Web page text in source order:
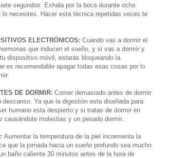
segundos. Exhala por la boca durante ocho
necesites. Hacer esta técnica repetidas veces te
ELECTRÓNICOS: Cuando vas a dormir el
que inducen el sueño, y si vas a dormir y
dispositivo móvil, estarás bloqueando la
es recomendable apagar todas esas cosas por lo
DE DORMIR: Comer demasiado antes de dormir
Ya que la digestión esta diseñada para
humano esta despierto y si tratas de dormir en
molestias y un pesado dormir.
Aumentar la temperatura de la piel incrementa la
que la jornada hacia un sueño profundo sea mucho
baño caliente 30 minutos antes de la hora de